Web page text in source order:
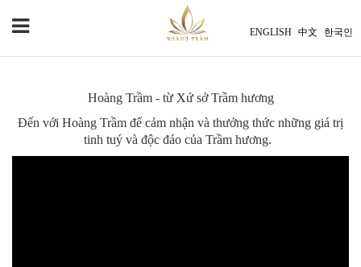
ENGLISH 中文 한국인
Hoàng Trầm - từ Xứ sở Trầm hương
Đến với Hoàng Trầm để cảm nhận và thưởng thức những giá trị
tinh tuý và độc đáo của Trầm hương.